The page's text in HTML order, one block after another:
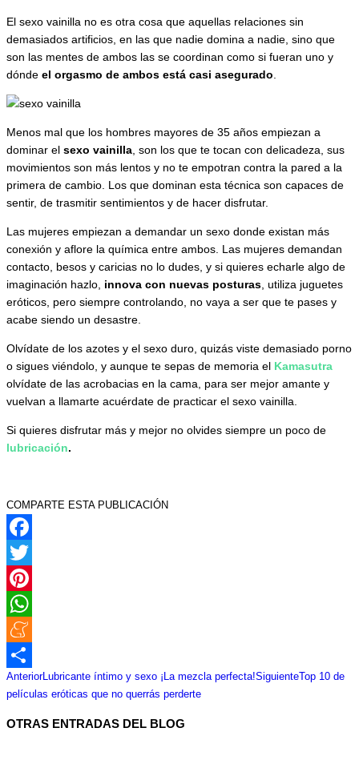
El sexo vainilla no es otra cosa que aquellas relaciones sin
demasiados artificios, en las que nadie domina a nadie, sino que
son las mentes de ambos las se coordinan como si fueran uno y
dónde el orgasmo de ambos está casi asegurado
Menos mal que los hombres mayores de 35 años empiezan a
dominar el sexo vainilla , son los que te tocan con delicadeza, sus
movimientos son más lentos y no te empotran contra la pared a la
primera de cambio. Los que dominan esta técnica son capaces de
sentir, de trasmitir sentimientos y de hacer disfrutar.
Las mujeres empiezan a demandar un sexo donde existan más
conexión y aflore la química entre ambos. Las mujeres demandan
contacto, besos y caricias no lo dudes, y si quieres echarle algo de
imaginación hazlo, innova con nuevas posturas , utiliza juguetes
eróticos, pero siempre controlando, no vaya a ser que te pases y
acabe siendo un desastre.
Olvídate de los azotes y el sexo duro, quizás viste demasiado porno
o sigues viéndolo, y aunque te sepas de memoria el Kamasutra
olvídate de las acrobacias en la cama, para ser mejor amante y
vuelvan a llamarte acuérdate de practicar el sexo vainilla.
Si quieres disfrutar más y mejor no olvides siempre un poco de
lubricación.
COMPARTE ESTA PUBLICACIÓN
Facebook
Twitter
Pinterest
WhatsApp
Meneame
Compartir
Navegación
entre
AnteriorPublicación
anterior:
Lubricante íntimo y sexo ¡La mezcla perfecta!SiguientePublicación
Top 10 de
películas eróticas que no querrás perderte
OTRAS ENTRADAS DEL BLOG